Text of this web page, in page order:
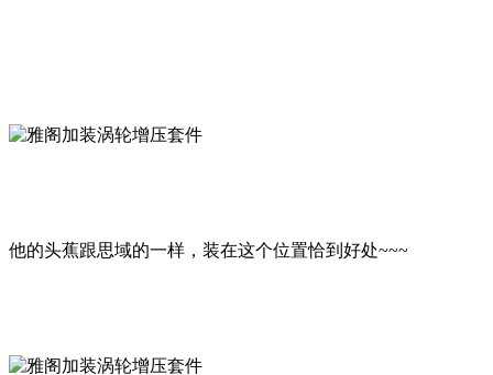
他的头蕉跟思域的一样，装在这个位置恰到好处~~~